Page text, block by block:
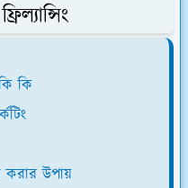
কি
করার উপায়